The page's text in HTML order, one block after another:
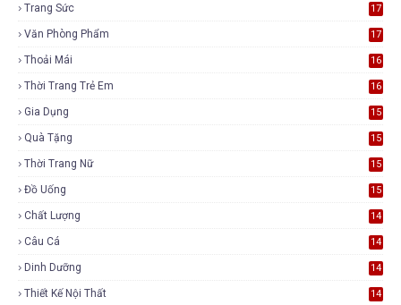
Trang Sức 17
Văn Phòng Phẩm 17
Thoải Mái 16
Thời Trang Trẻ Em 16
Gia Dụng 15
Quà Tặng 15
Thời Trang Nữ 15
Đồ Uống 15
Chất Lượng 14
Câu Cá 14
Dinh Dưỡng 14
Thiết Kế Nội Thất 14